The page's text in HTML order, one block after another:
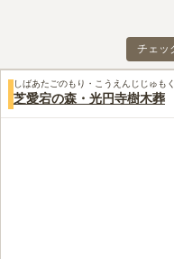
チェッ
しばあたごのもり・こうえんじじゅも
芝愛宕の森・光円寺樹木葬